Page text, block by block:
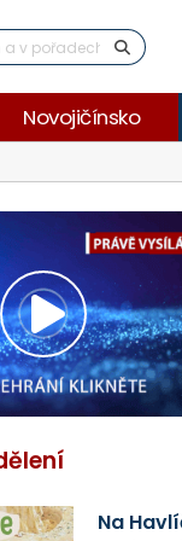
Novojičínsko
Přehrát
video
Na